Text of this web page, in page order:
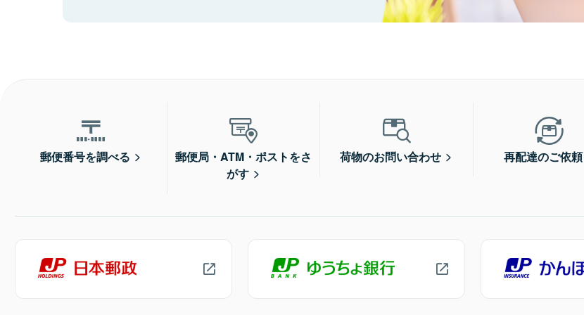
郵便番号を調べる
郵便局・ATM・ポストをさ
がす
荷物のお問い合わせ 再配達のご依頼